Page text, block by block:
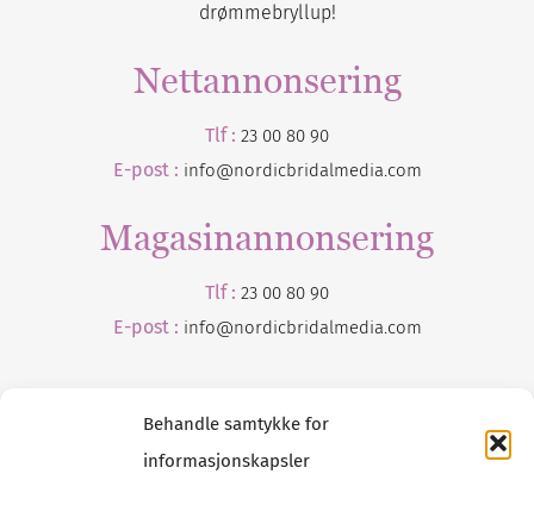
Behandle samtykke for
informasjonskapsler
drømmebryllup!
Nettannonsering
Tlf : 23 00 80 90
E-post : info@nordicbridalmedia.com
Magasinannonsering
Tlf : 23 00 80 90
E-post : info@nordicbridalmedia.com